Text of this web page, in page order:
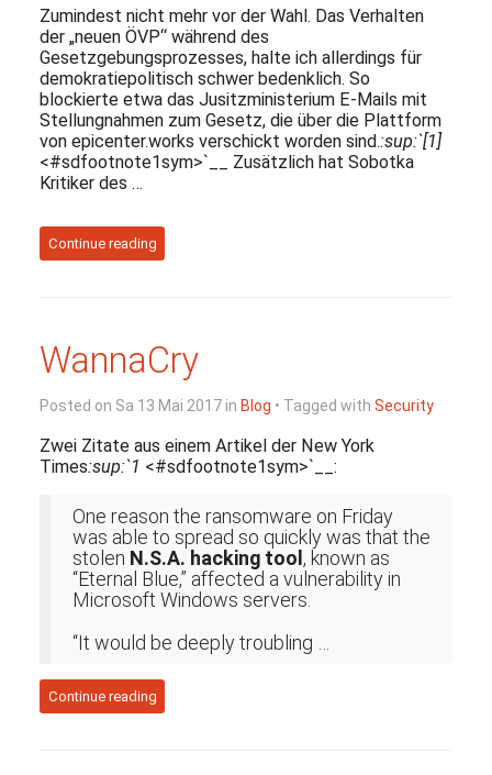
Zumindest nicht mehr vor der Wahl. Das Verhalten
der „neuen ÖVP“ während des
Gesetzgebungsprozesses, halte ich allerdings für
demokratiepolitisch schwer bedenklich. So
blockierte etwa das Jusitzministerium E-Mails mit
Stellungnahmen zum Gesetz, die über die Plattform
von epicenter.works verschickt worden sind.:sup:`[1]
<#sdfootnote1sym>`__ Zusätzlich hat Sobotka
Kritiker des …
Continue reading
WannaCry
Posted on Sa 13 Mai 2017 in Blog • Tagged with Security
Zwei Zitate aus einem Artikel der New York
Times:sup:`1 <#sdfootnote1sym>`__:
One reason the ransomware on Friday
was able to spread so quickly was that the
stolen N.S.A. hacking tool , known as
“Eternal Blue,” affected a vulnerability in
Microsoft Windows servers.
“It would be deeply troubling …
Continue reading